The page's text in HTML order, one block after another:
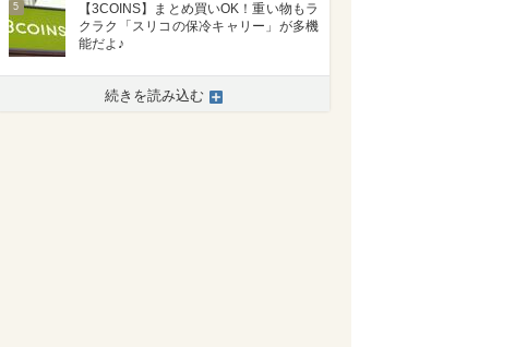
5
【3COINS】まとめ買いOK！重い物もラ
クラク「スリコの保冷キャリー」が多機
能だよ♪
続きを読み込む